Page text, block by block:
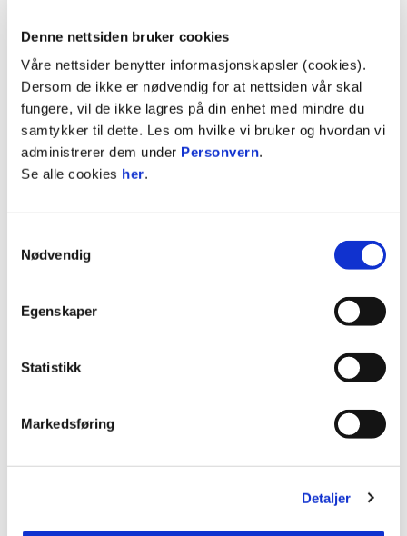
Denne nettsiden bruker cookies
Våre nettsider benytter informasjonskapsler (cookies).
Dersom de ikke er nødvendig for at nettsiden vår skal
fungere, vil de ikke lagres på din enhet med mindre du
samtykker til dette. Les om hvilke vi bruker og hvordan vi
administrerer dem under Personvern.
Se alle cookies her.
Nødvendig
Egenskaper
Statistikk
Markedsføring
Detaljer
K P
6 BRANN 16 22
7 SARPSBORG 08
1
17
21 DE ROEVE